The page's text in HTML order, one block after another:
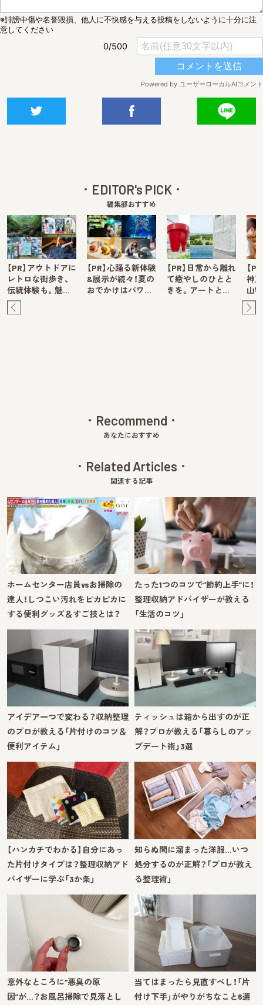
EDITOR's PICK
編集部おすすめ
【PR】アウトドアに
レトロな街歩き、
伝統体験も。魅…
【PR】心踊る新体験
&展示が続々！夏の
おでかけはパワ…
【PR】日常から離れ
て癒やしのひとと
きを。アートと…
【
神
山
Recommend
あなたにおすすめ
Related Articles
関連する記事
ホームセンター店員vsお掃除の
達人！しつこい汚れをピカピカに
する便利グッズ＆すご技とは？
たった1つのコツで“節約上手”に！
整理収納アドバイザーが教える
「生活のコツ」
アイデア一つで変わる？収納整理
のプロが教える「片付けのコツ＆
便利アイテム」
ティッシュは箱から出すのが正
解？プロが教える「暮らしのアッ
プデート術」3選
【ハンカチでわかる】自分にあっ
た片付けタイプは？整理収納アド
バイザーに学ぶ「3か条」
知らぬ間に溜まった洋服…いつ
処分するのが正解？「プロが教え
る整理術」
意外なところに“悪臭の原
因”が…？お風呂掃除で見落とし
当てはまったら見直すべし！「片
付け下手」がやりがちなこと6選